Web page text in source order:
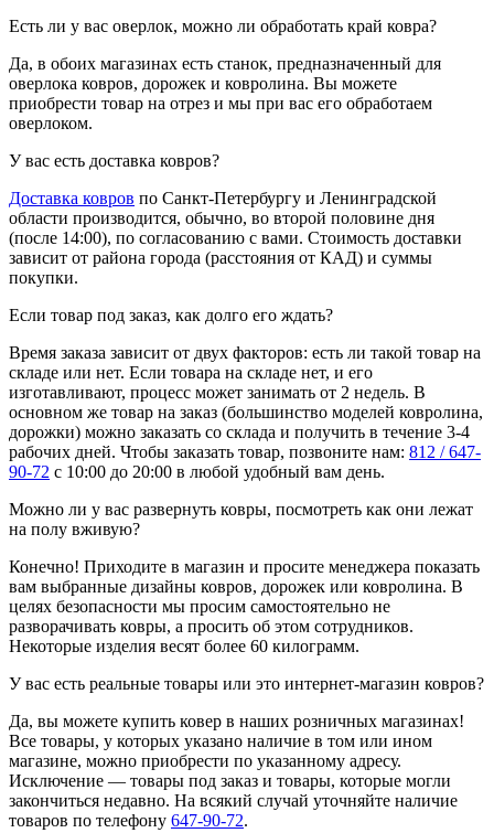
Есть ли у вас оверлок, можно ли обработать край ковра?
Да, в обоих магазинах есть станок, предназначенный для
оверлока ковров, дорожек и ковролина. Вы можете
приобрести товар на отрез и мы при вас его обработаем
оверлоком.
У вас есть доставка ковров?
Доставка ковров по Санкт-Петербургу и Ленинградской
области производится, обычно, во второй половине дня
(после 14:00), по согласованию с вами. Стоимость доставки
зависит от района города (расстояния от КАД) и суммы
покупки.
Если товар под заказ, как долго его ждать?
Время заказа зависит от двух факторов: есть ли такой товар на
складе или нет. Если товара на складе нет, и его
изготавливают, процесс может занимать от 2 недель. В
основном же товар на заказ (большинство моделей ковролина,
дорожки) можно заказать со склада и получить в течение 3-4
рабочих дней. Чтобы заказать товар, позвоните нам: 812 / 647-
90-72 с 10:00 до 20:00 в любой удобный вам день.
Можно ли у вас развернуть ковры, посмотреть как они лежат
на полу вживую?
Конечно! Приходите в магазин и просите менеджера показать
вам выбранные дизайны ковров, дорожек или ковролина. В
целях безопасности мы просим самостоятельно не
разворачивать ковры, а просить об этом сотрудников.
Некоторые изделия весят более 60 килограмм.
У вас есть реальные товары или это интернет-магазин ковров?
Да, вы можете купить ковер в наших розничных магазинах!
Все товары, у которых указано наличие в том или ином
магазине, можно приобрести по указанному адресу.
Исключение — товары под заказ и товары, которые могли
закончиться недавно. На всякий случай уточняйте наличие
товаров по телефону 647-90-72.